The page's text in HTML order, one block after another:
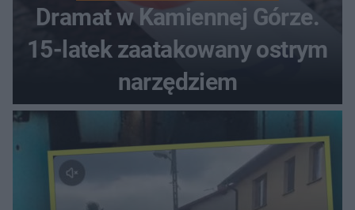
Dramat w Kamiennej Górze.
15-latek zaatakowany ostrym
narzędziem